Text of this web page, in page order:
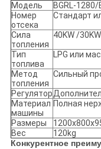
Модель
BGRL-
Номер
отсека
Стандарт
Сила
топления
40KW /
Тип
топлива
LPG или
Метод
топления
Сильный
Регулятор
Материал
машины
Полная
Размеры
Вес
120kg
Конкурентное